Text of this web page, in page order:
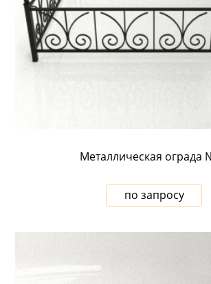
Металлическая ограда
по запросу